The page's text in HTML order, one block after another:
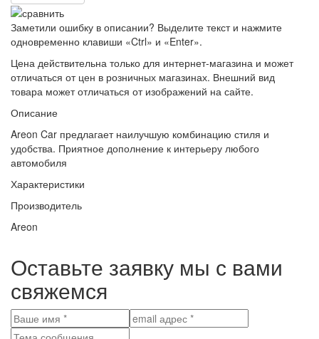
Заметили ошибку в описании? Выделите текст и нажмите
одновременно клавиши «Ctrl» и «Enter».
Цена действительна только для интернет-магазина и может
отличаться от цен в розничных магазинах. Внешний вид
товара может отличаться от изображений на сайте.
Описание
Areon Car предлагает наилучшую комбинацию стиля и
удобства. Приятное дополнение к интерьеру любого
автомобиля
Характеристики
Производитель
Areon
Оставьте заявку мы с вами
свяжемся